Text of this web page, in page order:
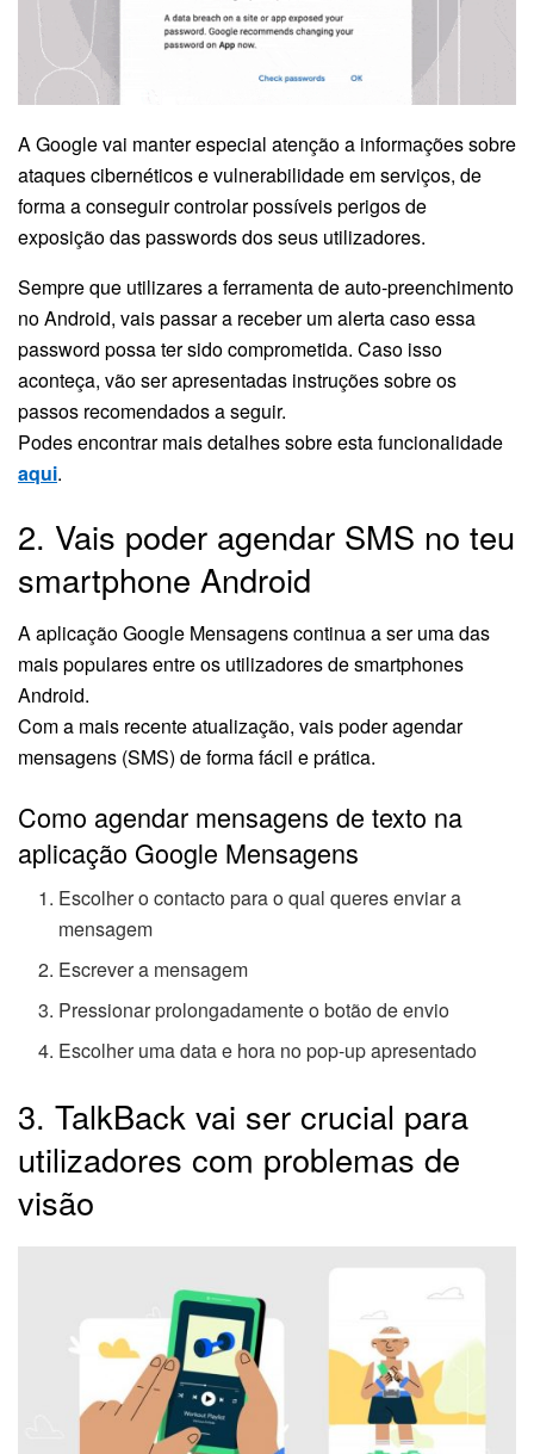
A Google vai manter especial atenção a informações sobre
ataques cibernéticos e vulnerabilidade em serviços, de
forma a conseguir controlar possíveis perigos de
exposição das passwords dos seus utilizadores.
Sempre que utilizares a ferramenta de auto-preenchimento
no Android, vais passar a receber um alerta caso essa
password possa ter sido comprometida. Caso isso
aconteça, vão ser apresentadas instruções sobre os
passos recomendados a seguir.
Podes encontrar mais detalhes sobre esta funcionalidade
aqui.
2. Vais poder agendar SMS no teu
smartphone Android
A aplicação Google Mensagens continua a ser uma das
mais populares entre os utilizadores de smartphones
Android.
Com a mais recente atualização, vais poder agendar
mensagens (SMS) de forma fácil e prática.
Como agendar mensagens de texto na
aplicação Google Mensagens
Escolher o contacto para o qual queres enviar a
mensagem
Escrever a mensagem
Pressionar prolongadamente o botão de envio
Escolher uma data e hora no pop-up apresentado
3. TalkBack vai ser crucial para
utilizadores com problemas de
visão